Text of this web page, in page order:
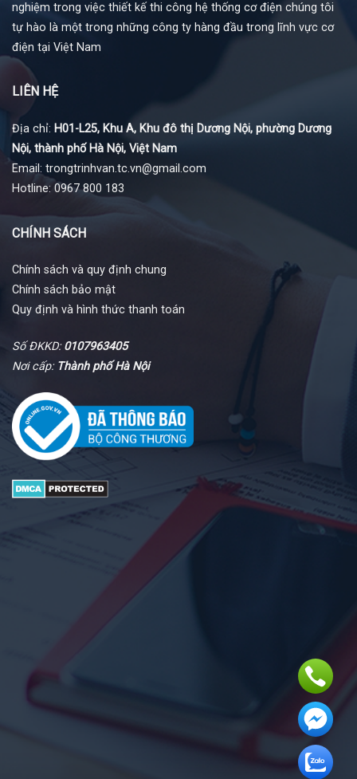
nghiệm trong việc thiết kế thi công hệ thống cơ điện chúng tôi
tự hào là một trong những công ty hàng đầu trong lĩnh vực cơ
điện tại Việt Nam
LIÊN HỆ
Địa chỉ: H01-L25, Khu A, Khu đô thị Dương Nội, phường Dương
Nội, thành phố Hà Nội, Việt Nam
Email: trongtrinhvan.tc.vn@gmail.com
Hotline: 0967 800 183
CHÍNH SÁCH
Chính sách và quy định chung
Chính sách bảo mật
Quy định và hình thức thanh toán
Số ĐKKD:0107963405
Nơi cấp: Thành phố Hà Nội